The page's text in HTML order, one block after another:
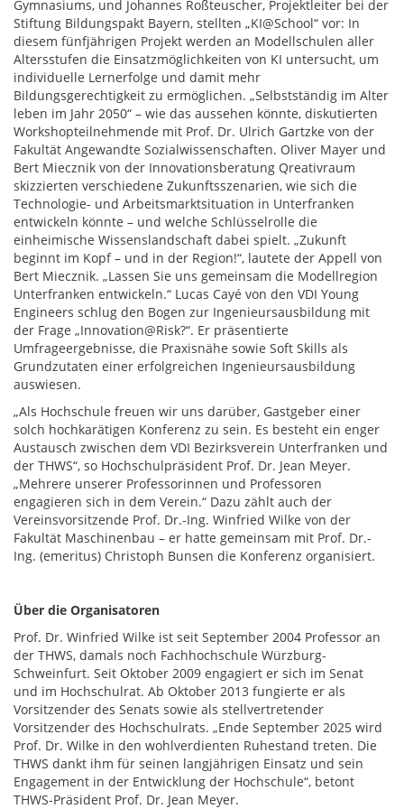
Gymnasiums, und Johannes Roßteuscher, Projektleiter bei der
Stiftung Bildungspakt Bayern, stellten „KI@School“ vor: In
diesem fünfjährigen Projekt werden an Modellschulen aller
Altersstufen die Einsatzmöglichkeiten von KI untersucht, um
individuelle Lernerfolge und damit mehr
Bildungsgerechtigkeit zu ermöglichen. „Selbstständig im Alter
leben im Jahr 2050“ – wie das aussehen könnte, diskutierten
Workshopteilnehmende mit Prof. Dr. Ulrich Gartzke von der
Fakultät Angewandte Sozialwissenschaften. Oliver Mayer und
Bert Miecznik von der Innovationsberatung Qreativraum
skizzierten verschiedene Zukunftsszenarien, wie sich die
Technologie- und Arbeitsmarktsituation in Unterfranken
entwickeln könnte – und welche Schlüsselrolle die
einheimische Wissenslandschaft dabei spielt. „Zukunft
beginnt im Kopf – und in der Region!“, lautete der Appell von
Bert Miecznik. „Lassen Sie uns gemeinsam die Modellregion
Unterfranken entwickeln.“ Lucas Cayé von den VDI Young
Engineers schlug den Bogen zur Ingenieursausbildung mit
der Frage „Innovation@Risk?“. Er präsentierte
Umfrageergebnisse, die Praxisnähe sowie Soft Skills als
Grundzutaten einer erfolgreichen Ingenieursausbildung
auswiesen.
„Als Hochschule freuen wir uns darüber, Gastgeber einer
solch hochkarätigen Konferenz zu sein. Es besteht ein enger
Austausch zwischen dem VDI Bezirksverein Unterfranken und
der THWS“, so Hochschulpräsident Prof. Dr. Jean Meyer.
„Mehrere unserer Professorinnen und Professoren
engagieren sich in dem Verein.“ Dazu zählt auch der
Vereinsvorsitzende Prof. Dr.-Ing. Winfried Wilke von der
Fakultät Maschinenbau – er hatte gemeinsam mit Prof. Dr.-
Ing. (emeritus) Christoph Bunsen die Konferenz organisiert.
Über die Organisatoren
Prof. Dr. Winfried Wilke ist seit September 2004 Professor an
der THWS, damals noch Fachhochschule Würzburg-
Schweinfurt. Seit Oktober 2009 engagiert er sich im Senat
und im Hochschulrat. Ab Oktober 2013 fungierte er als
Vorsitzender des Senats sowie als stellvertretender
Vorsitzender des Hochschulrats. „Ende September 2025 wird
Prof. Dr. Wilke in den wohlverdienten Ruhestand treten. Die
THWS dankt ihm für seinen langjährigen Einsatz und sein
Engagement in der Entwicklung der Hochschule“, betont
THWS-Präsident Prof. Dr. Jean Meyer.